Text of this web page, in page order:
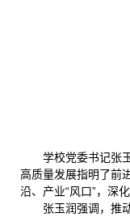
学校党委书记张
高质量发展指明了前
沿、产业“风口”，深
张玉润强调，推